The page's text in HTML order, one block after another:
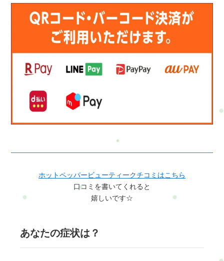
ホットペッパービューティークチコミはこちら
口コミを書いてくれると
嬉しいです☆
あなたの症状は？